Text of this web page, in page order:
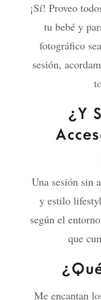
¡Sí! Proveo
tu bebé y
fotográfico
sesión,
¿Y
Una sesión sin
y estilo
según el
que
Me encantan